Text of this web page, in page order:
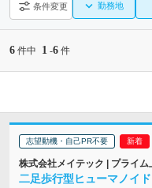
条件変更 勤務地
6 件中 1 -6 件
志望動機・自己PR不要
株式会社メイテック | プライ
二足歩行型ヒューマノイ